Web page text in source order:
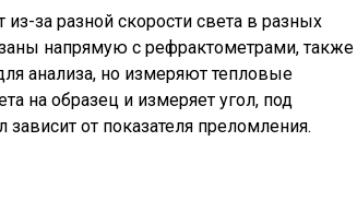
за разной скорости света в разных
напрямую с рефрактометрами, также
анализа, но измеряют тепловые
на образец и измеряет угол, под
от показателя преломления.